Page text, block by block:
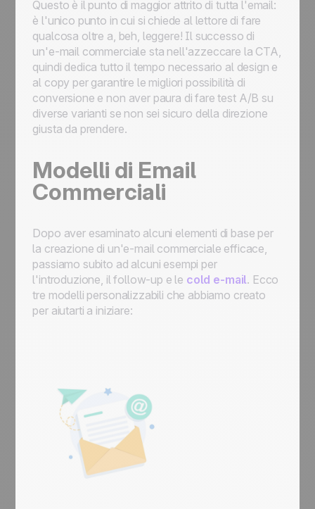
Questo è il punto di maggior attrito di tutta l'email:
è l'unico punto in cui si chiede al lettore di fare
qualcosa oltre a, beh, leggere! Il successo di
un'e-mail commerciale sta nell'azzeccare la CTA,
quindi dedica tutto il tempo necessario al design e
al copy per garantire le migliori possibilità di
conversione e non aver paura di fare test A/B su
diverse varianti se non sei sicuro della direzione
giusta da prendere.
Modelli di Email
Commerciali
Dopo aver esaminato alcuni elementi di base per
la creazione di un'e-mail commerciale efficace,
passiamo subito ad alcuni esempi per
l'introduzione, il follow-up e le cold e-mail. Ecco
tre modelli personalizzabili che abbiamo creato
per aiutarti a iniziare: